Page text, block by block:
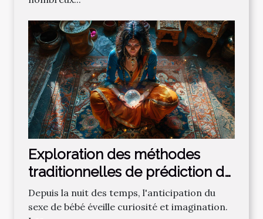
Exploration des méthodes
traditionnelles de prédiction du
sexe de bébé
Depuis la nuit des temps, l'anticipation du
sexe de bébé éveille curiosité et imagination.